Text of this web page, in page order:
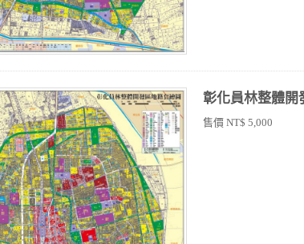
彰化員林整體開
售價 NT$ 5,000